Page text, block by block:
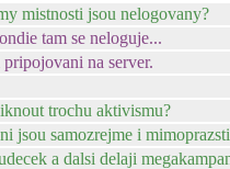
mistnosti jsou nelogovany?
tam se neloguje...
na server.
trochu aktivismu?
jsou samozrejme i mimoprazsti
a dalsi delaji